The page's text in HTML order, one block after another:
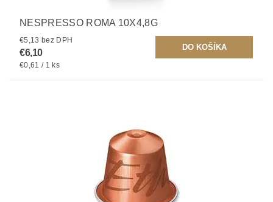
NESPRESSO ROMA 10X4,8G
€5,13 bez DPH
€6,10
€0,61 / 1 ks